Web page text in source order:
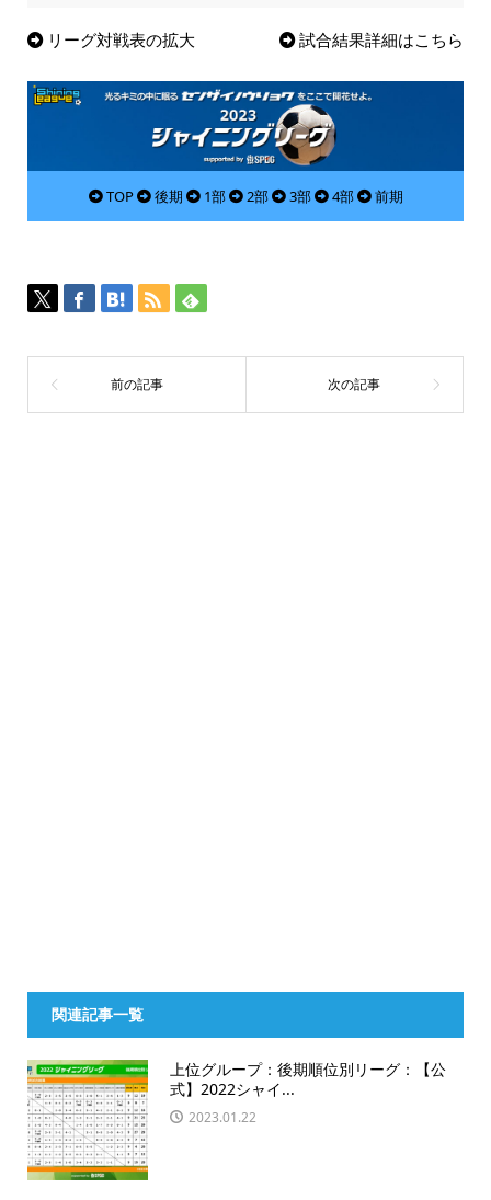
リーグ対戦表の拡大 試合結果詳細はこちら
TOP 後期 1部 2部 3部 4部 前期
関連記事一覧
上位グループ：後期順位別リーグ：【公
式】2022シャイ...
2023.01.22